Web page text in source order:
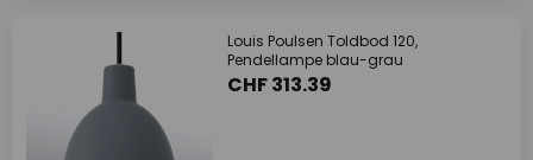
Louis Poulsen Toldbod 120,
Pendellampe blau-grau
CHF 313.39